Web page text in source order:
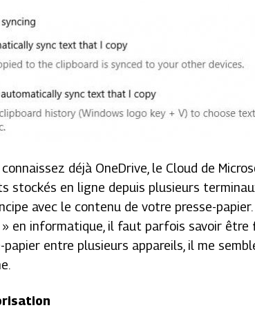
connaissez déjà OneDrive, le Cloud de
stockés en ligne depuis plusieurs
avec le contenu de votre presse-
» en informatique, il faut parfois savoir
papier entre plusieurs appareils, il me